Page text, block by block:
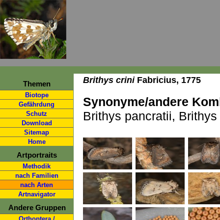
Themen
Biotope
Gefährdung
Schutz
Download
Sitemap
Home
Artportraits
Methodik
nach Familien
nach Arten
Artnavigator
Andere Gruppen
Brithys criniFabricius, 1775
Synonyme/andere
Brithys pancratii,